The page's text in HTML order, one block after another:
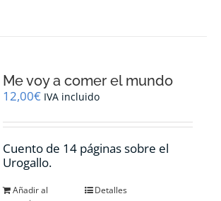
Me voy a comer el mundo
12,00€ IVA incluido
Cuento de 14 páginas sobre el
Urogallo.
Añadir al
Detalles